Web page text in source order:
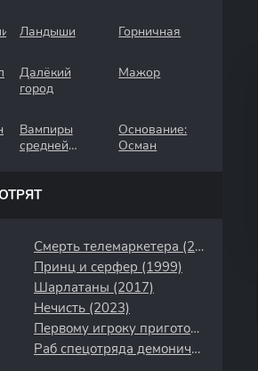
Ландыши Горничная
Далёкий
город
Мажор
Вампиры
средней
Основание:
Осман
Смерть телемаркетера (2020)
Принц и серфер (1999)
Шарлатаны (2017)
Нечисть (2023)
Первому игроку приготовиться (2018)
Раб спецотряда демонического города (2024)